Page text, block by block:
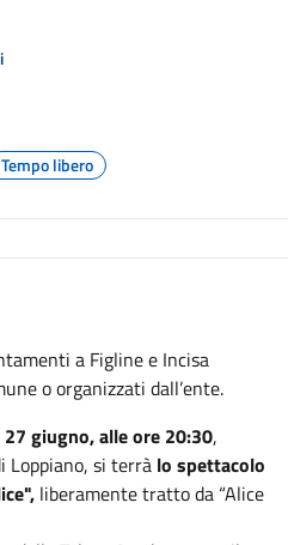
Tempo libero
a Figline e Incisa
o organizzati dall’ente.
giugno, alle ore 20:30,
Loppiano, si terrà lo spettacolo
liberamente tratto da “Alice